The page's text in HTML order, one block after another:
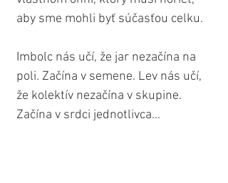
aby sme mohli byť súčasťou celku.
Imbolc nás učí, že jar nezačína na
poli. Začína v semene. Lev nás učí,
že kolektív nezačína v skupine.
Začína v srdci jednotlivca...